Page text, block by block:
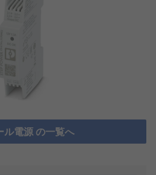
ル電源 の一覧へ